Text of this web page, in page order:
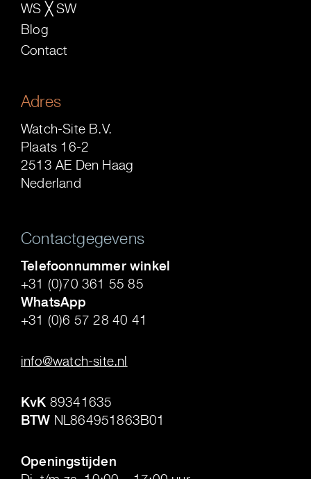
WS ╳ SW
Blog
Contact
Adres
Watch-Site B.V.
Plaats 16-2
2513 AE Den Haag
Nederland
Contactgegevens
Telefoonnummer winkel
+31 (0)70 361 55 85
WhatsApp
+31 (0)6 57 28 40 41
info@watch-site.nl
KvK 89341635
BTW NL864951863B01
Openingstijden